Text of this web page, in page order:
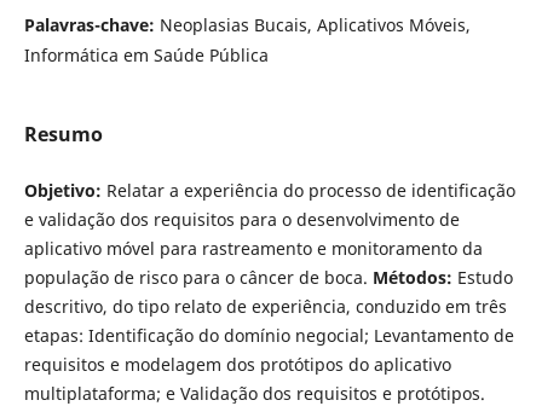
Palavras-chave: Neoplasias Bucais, Aplicativos Móveis,
Informática em Saúde Pública
Resumo
Objetivo: Relatar a experiência do processo de identificação
e validação dos requisitos para o desenvolvimento de
aplicativo móvel para rastreamento e monitoramento da
população de risco para o câncer de boca. Métodos: Estudo
descritivo, do tipo relato de experiência, conduzido em três
etapas: Identificação do domínio negocial; Levantamento de
requisitos e modelagem dos protótipos do aplicativo
multiplataforma; e Validação dos requisitos e protótipos.